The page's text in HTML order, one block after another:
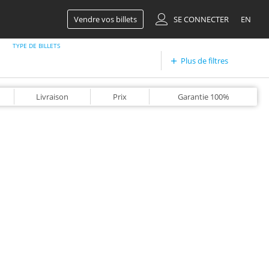
Vendre vos billets SE CONNECTER EN
TYPE DE BILLETS
Plus de filtres
Livraison Prix Garantie 100%